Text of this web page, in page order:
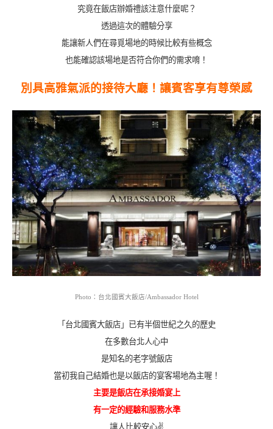
究竟在飯店辦婚禮該注意什麼呢？
透過這次的體驗分享
能讓新人們在尋覓場地的時候比較有些概念
也能確認該場地是否符合你們的需求唷！
別具高雅氣派的接待大廳！讓賓客享有尊榮感
Photo：台北國賓大飯店/Ambassador Hotel
「台北國賓大飯店」已有半個世紀之久的歷史
在多數台北人心中
是知名的老字號飯店
當初我自己結婚也是以飯店的宴客場地為主喔！
主要是飯店在承接婚宴上
有一定的經驗和服務水準
讓人比較安心✌